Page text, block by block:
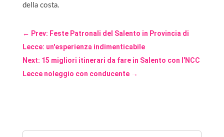
della costa.
← Prev: Feste Patronali del Salento in Provincia di
Lecce: un'esperienza indimenticabile
Next: 15 migliori itinerari da fare in Salento con l'NCC
Lecce noleggio con conducente→